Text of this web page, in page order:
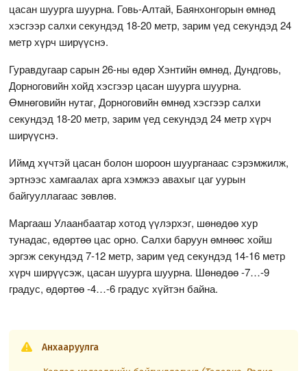
цасан шуурга шуурна. Говь-Алтай, Баянхонгорын өмнөд
хэсгээр салхи секундэд 18-20 метр, зарим үед секундэд 24
метр хүрч ширүүснэ.
Гуравдугаар сарын 26-ны өдөр Хэнтийн өмнөд, Дундговь,
Дорноговийн хойд хэсгээр цасан шуурга шуурна.
Өмнөговийн нутаг, Дорноговийн өмнөд хэсгээр салхи
секундэд 18-20 метр, зарим үед секундэд 24 метр хүрч
ширүүснэ.
Иймд хүчтэй цасан болон шороон шуурганаас сэрэмжилж,
эртнээс хамгаалах арга хэмжээ авахыг цаг уурын
байгууллагаас зөвлөв.
Маргааш Улаанбаатар хотод үүлэрхэг, шөнөдөө хур
тунадас, өдөртөө цас орно. Салхи баруун өмнөөс хойш
эргэж секундэд 7-12 метр, зарим үед секундэд 14-16 метр
хүрч ширүүсэж, цасан шуурга шуурна. Шөнөдөө -7…-9
градус, өдөртөө -4…-6 градус хүйтэн байна.
Анхааруулга